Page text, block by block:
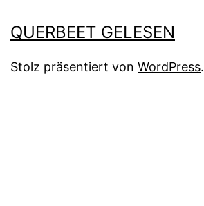
QUERBEET GELESEN
Stolz präsentiert von WordPress.